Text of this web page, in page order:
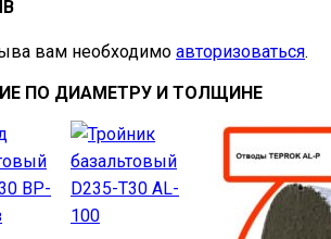
вам необходимо авторизоваться.
ПО ДИАМЕТРУ И ТОЛЩИНЕ